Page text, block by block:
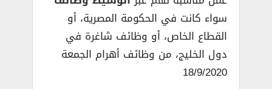
سواء كانت في الحكومة المصرية، أو
القطاع الخاص، أو وظائف شاغرة في
دول الخليج، من وظائف أهرام الجمعة
18/9/2020